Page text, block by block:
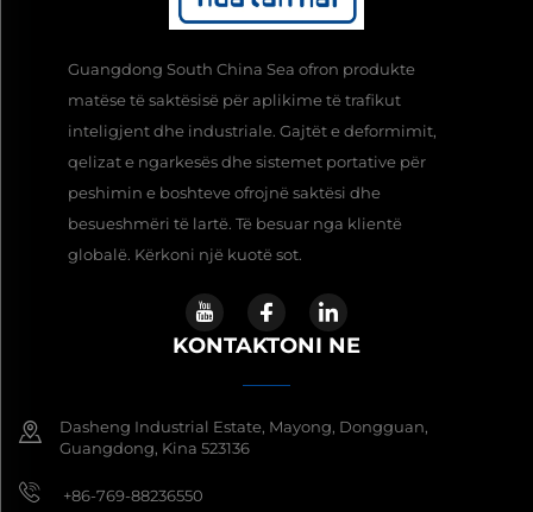
Guangdong South China Sea ofron produkte
matëse të saktësisë për aplikime të trafikut
inteligjent dhe industriale. Gajtët e deformimit,
qelizat e ngarkesës dhe sistemet portative për
peshimin e boshteve ofrojnë saktësi dhe
besueshmëri të lartë. Të besuar nga klientë
globalë. Kërkoni një kuotë sot.
KONTAKTONI NE
Dasheng Industrial Estate, Mayong, Dongguan,
Guangdong, Kina 523136
+86-769-88236550